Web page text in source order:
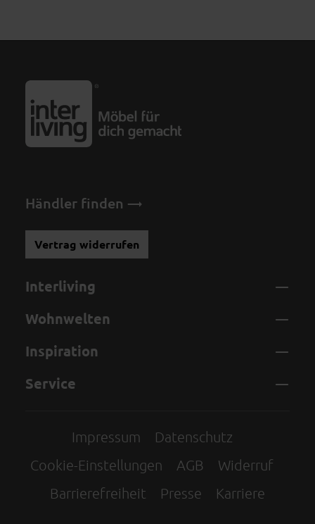
Händler finden
Vertrag widerrufen
Interliving
Wohnwelten
Inspiration
Service
Impressum
Datenschutz
Cookie-Einstellungen
AGB
Widerruf
Barrierefreiheit
Presse Karriere